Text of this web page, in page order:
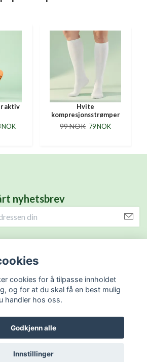
aktiv
NOK
Hvite
kompresjonsstrømper
99 NOK 79 NOK
nyhetsbrev
cookies for å tilpasse innholdet
og for at du skal få en best mulig
handler hos oss.
Godkjenn alle
Innstillinger